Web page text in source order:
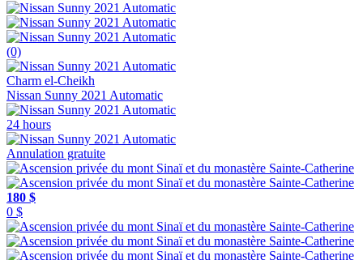
(0)
Charm el-Cheikh
Nissan Sunny 2021 Automatic
24 hours
Annulation gratuite
180 $
0 $